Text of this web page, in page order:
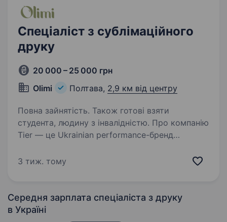
Спеціаліст з сублімаційного
друку
20 000 – 25 000 грн
Olimi
Полтава, 2,9 км від центру
Повна зайнятість. Також готові взяти
студента, людину з інвалідністю. Про компанію
Tier — це Ukrainian performance-бренд
технологічний одяг для спортсменів, команд і
зростаємо…
3 тиж. тому
Середня зарплата спеціаліста з друку
в Україні